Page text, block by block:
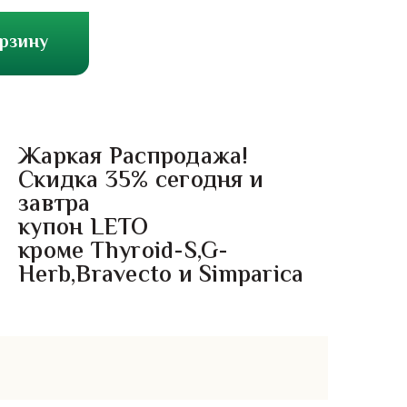
Жаркая Распродажа!
Скидка 35% сегодня и
завтра
купон LETO
кроме Thyroid-S,G-
Herb,Bravecto и Simparica